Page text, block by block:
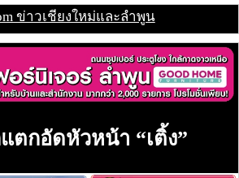
ข่าวเชียงใหม่และลำพูน
ตกอัดหัวหน้า “เติ้ง”